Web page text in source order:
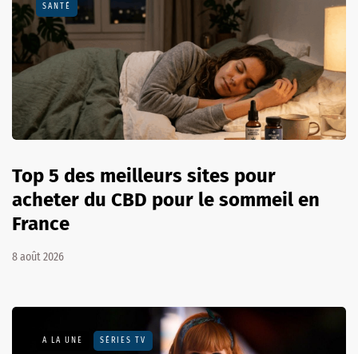
SANTÉ
Top 5 des meilleurs sites pour
acheter du CBD pour le sommeil en
France
8 août 2026
A LA UNE SÉRIES TV